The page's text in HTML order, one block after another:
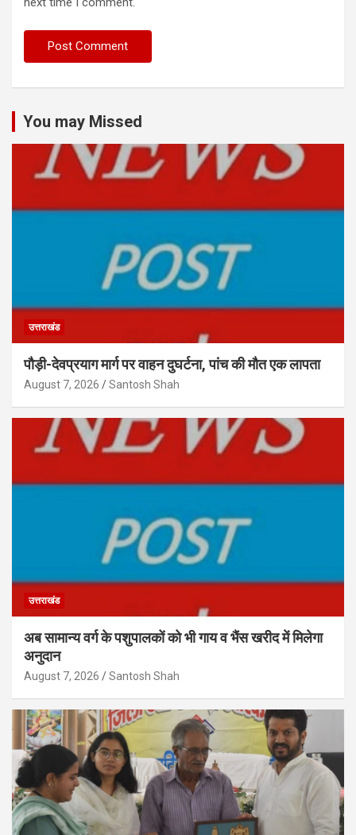
You may Missed
उत्तराखंड
पौड़ी-देवप्रयाग मार्ग पर वाहन दुघर्टना, पांच की मौत एक लापता
August 7, 2026 Santosh Shah
उत्तराखंड
अब सामान्य वर्ग के पशुपालकों को भी गाय व भैंस खरीद में मिलेगा
अनुदान
August 7, 2026 Santosh Shah